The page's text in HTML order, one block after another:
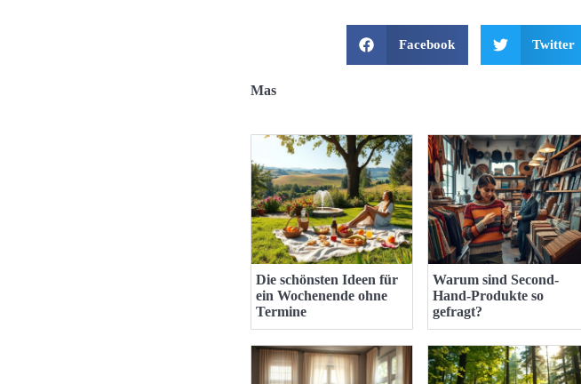
Facebook Twitter
Mas
Die schönsten Ideen für
ein Wochenende ohne
Termine
Warum sind Second-
Hand-Produkte so
gefragt?